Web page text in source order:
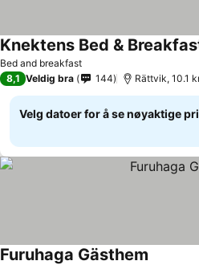
Bed and breakfast
Knektens Bed &
8,1 Veldig bra 144 Rättvik, 10.1
Velg datoer for å se nøyaktige
Furuhaga Gästhem